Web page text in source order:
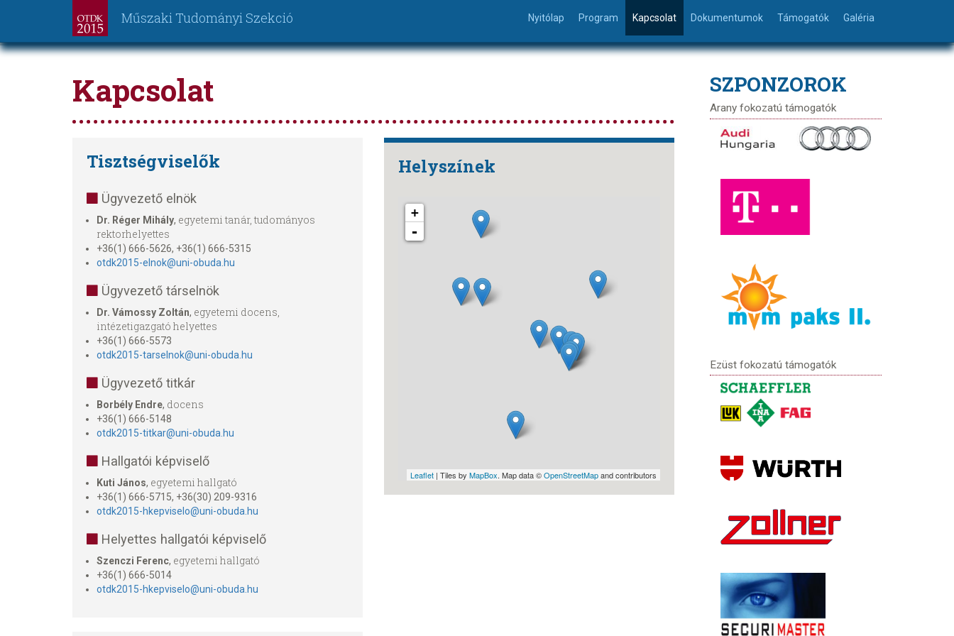
Ugrás
Műszaki Tudományi Szekció Nyitólap Program Kapcsolat Dokumentumok Támogatók Galéria
Kapcsolat
Tisztségviselők
Ügyvezető elnök
Dr. Réger Mihály, egyetemi tanár, tudományos
rektorhelyettes
+36(1) 666-5626, +36(1) 666-5315
otdk2015-elnok@uni-obuda.hu
Ügyvezető társelnök
Dr. Vámossy Zoltán, egyetemi docens,
intézetigazgató helyettes
+36(1) 666-5573
otdk2015-tarselnok@uni-obuda.hu
Ügyvezető titkár
Borbély Endre, docens
+36(1) 666-5148
otdk2015-titkar@uni-obuda.hu
Hallgatói képviselő
Kuti János, egyetemi hallgató
+36(1) 666-5715, +36(30) 209-9316
otdk2015-hkepviselo@uni-obuda.hu
Helyettes hallgatói képviselő
Szenczi Ferenc, egyetemi hallgató
+36(1) 666-5014
otdk2015-hkepviselo@uni-obuda.hu
Helyszínek
+
-
Leaflet| Tiles by MapBox. Map data ©OpenStreetMapand contributors
SZPONZOROK
Arany fokozatú támogatók
Ezüst fokozatú támogatók